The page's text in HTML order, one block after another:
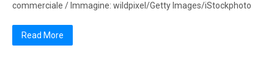
commerciale / Immagine: wildpixel/Getty Images/iStockphoto
Read More